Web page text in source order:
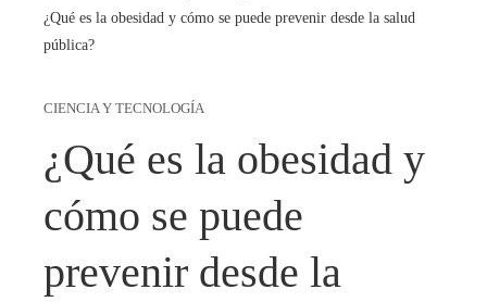
¿Qué es la obesidad y cómo se puede prevenir desde la salud
pública?
CIENCIA Y TECNOLOGÍA
¿Qué es la obesidad y
cómo se puede
prevenir desde la